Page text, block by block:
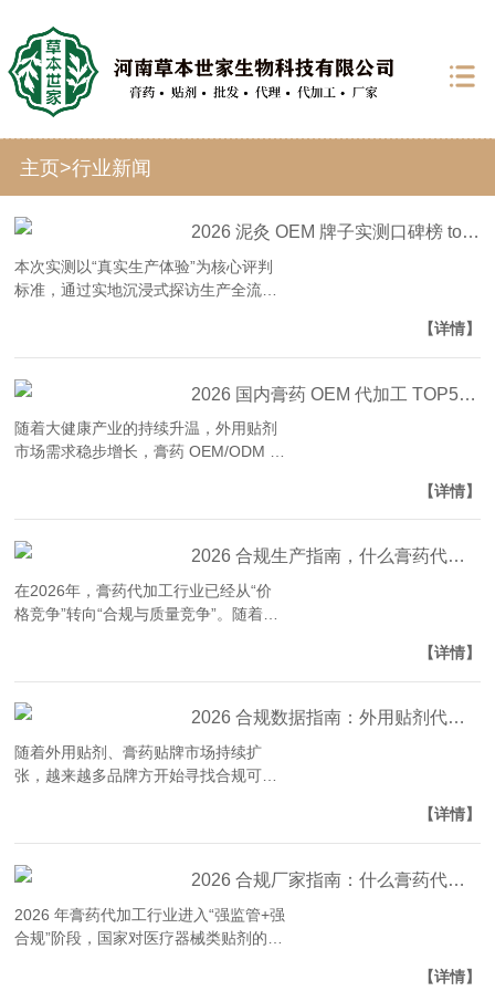
主页>行业新闻
2026 泥灸 OEM 牌子实测口碑榜 top5：真实生产体验才是合作关键！
本次实测以“真实生产体验”为核心评判
标准，通过实地沉浸式探访生产全流
选出5家生产体验优质、口…
【详情】
随着大健康产业的持续升温，外用贴剂
市场需求稳步增长，膏药 OEM/ODM 代
鱼龙混杂的代加工…
【详情】
2026 合规生产指南，什么膏药代加工厂家更专业？聚焦工艺与品控更精准
在2026年，膏药代加工行业已经从“价
格竞争”转向“合规与质量竞争”。随着监
量检测能力，否…
【详情】
2026 合规数据指南：外用贴剂代工厂权威对比？聚焦资质与产能更精准
随着外用贴剂、膏药贴牌市场持续扩
张，越来越多品牌方开始寻找合规可靠
选择一家真正具备…
【详情】
2026 合规厂家指南：什么膏药代加工厂家比较好？
2026 年膏药代加工行业进入“强监管+强
合规”阶段，国家对医疗器械类贴剂的监
【详情】